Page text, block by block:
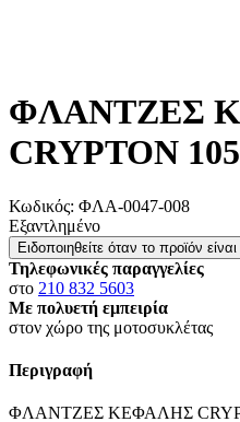
ΦΛΑΝΤΖΕΣ
CRYPTON
Κωδικός: ΦΛΑ-0047-008
Εξαντλημένο
Ειδοποιηθείτε όταν το προϊόν
Τηλεφωνικές παραγγελίες
στο 210 832 5603
Με πολυετή εμπειρία
στον χώρο της μοτοσυκλέτας
Περιγραφή
ΦΛΑΝΤΖΕΣ ΚΕΦΑΛΗΣ